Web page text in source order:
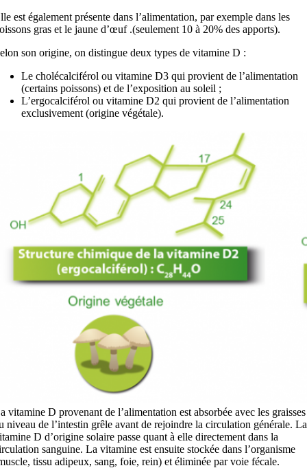
est également présente dans l’alimentation, par exemple dans les
gras et le jaune d’œuf .(seulement 10 à 20% des apports).
son origine, on distingue deux types de vitamine D :
Le cholécalciférol ou vitamine D3 qui provient de l’alimentation
(certains poissons) et de l’exposition au soleil ;
L’ergocalciférol ou vitamine D2 qui provient de l’alimentation
exclusivement (origine végétale).
vitamine D provenant de l’alimentation est absorbée avec les graisses
niveau de l’intestin grêle avant de rejoindre la circulation générale. La
D d’origine solaire passe quant à elle directement dans la
sanguine. La vitamine est ensuite stockée dans l’organisme
tissu adipeux, sang, foie, rein) et éliminée par voie fécale.